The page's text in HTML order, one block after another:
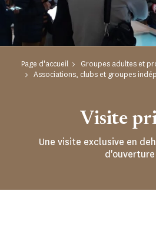
Page d'accueil
Groupes adultes et
Associations, clubs et groupes
Visite
Une visite exclusive en
d'ouverture